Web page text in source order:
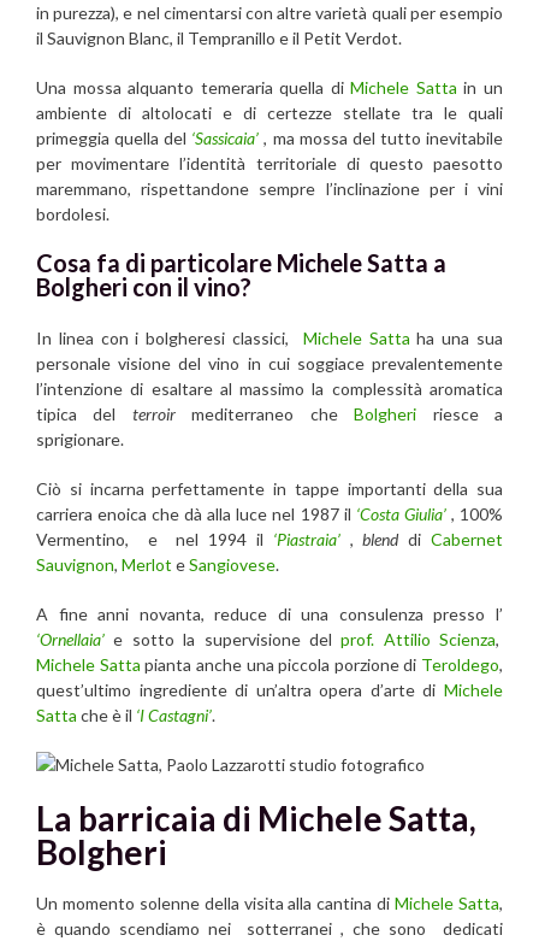
in purezza), e nel cimentarsi con altre varietà quali per esempio
il Sauvignon Blanc, il Tempranillo e il Petit Verdot.
Una mossa alquanto temeraria quella diMichele Satta in un
ambiente di altolocati e di certezze stellate tra le quali
primeggia quella del ‘Sassicaia’ , ma mossa del tutto inevitabile
per movimentare l’identità territoriale di questo paesotto
maremmano, rispettandone sempre l’inclinazione per i vini
bordolesi.
Cosa fa di particolare Michele Satta a
Bolgheri con il vino?
In linea con i bolgheresi classici, Michele Satta ha una sua
personale visione del vino in cui soggiace prevalentemente
l’intenzione di esaltare al massimo la complessità aromatica
tipica del terroirmediterraneo cheBolgheri riesce a
sprigionare.
Ciò si incarna perfettamente in tappe importanti della sua
carriera enoica che dà alla luce nel 1987 il ‘Costa Giulia’, 100%
Vermentino, e nel 1994 il ‘Piastraia’,blenddiCabernet
Sauvignon, Merlot eSangiovese.
A fine anni novanta, reduce di una consulenza presso l’
‘Ornellaia’ e sotto la supervisione delprof. Attilio Scienza,
Michele Satta pianta anche una piccola porzione di Teroldego,
quest’ultimo ingrediente di un’altra opera d’arte di Michele
Satta che è il ‘I Castagni’.
La barricaia di Michele Satta,
Bolgheri
Un momento solenne della visita alla cantina diMichele Satta,
è quando scendiamo nei sotterranei , che sono dedicati